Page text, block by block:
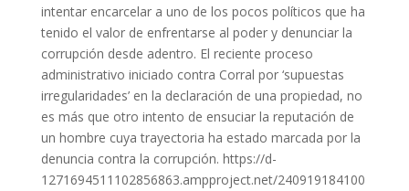
intentar encarcelar a uno de los pocos políticos que ha
tenido el valor de enfrentarse al poder y denunciar la
corrupción desde adentro. El reciente proceso
administrativo iniciado contra Corral por ‘supuestas
irregularidades’ en la declaración de una propiedad, no
es más que otro intento de ensuciar la reputación de
un hombre cuya trayectoria ha estado marcada por la
denuncia contra la corrupción. https://d-
1271694511102856863.ampproject.net/240919184100